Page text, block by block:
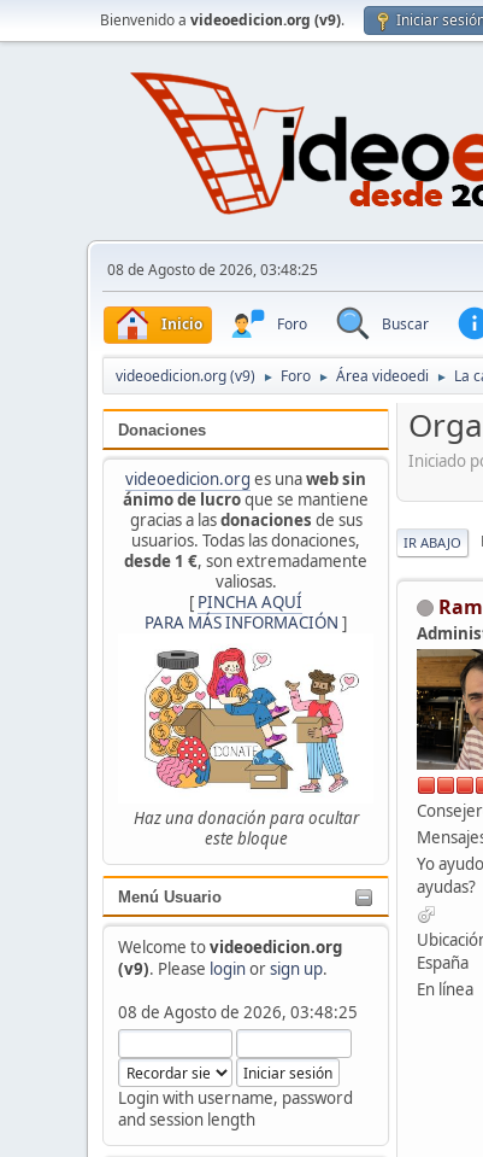
Bienvenido a videoedicion.org (v9). Iniciar
08 de Agosto de 2026, 03:48:25
Inicio Foro Buscar
videoedicion.org (v9) ► Foro ► Área videoedi ► La
Donaciones
videoedicion.org es unaweb sin
ánimo de lucroque se mantiene
gracias a lasdonaciones de sus
usuarios. Todas las donaciones,
desde 1 €, son extremadamente
valiosas.
[ PINCHA AQUÍ
PARA MÁS INFORMACIÓN ]
Haz una donación para ocultar
este bloque
Menú Usuario
Welcome tovideoedicion.org
(v9). Please loginorsign up.
08 de Agosto de 2026, 03:48:25
Login with username, password
and session length
Iniciado
IR ABAJO
Yo
ayudas?
España
En línea